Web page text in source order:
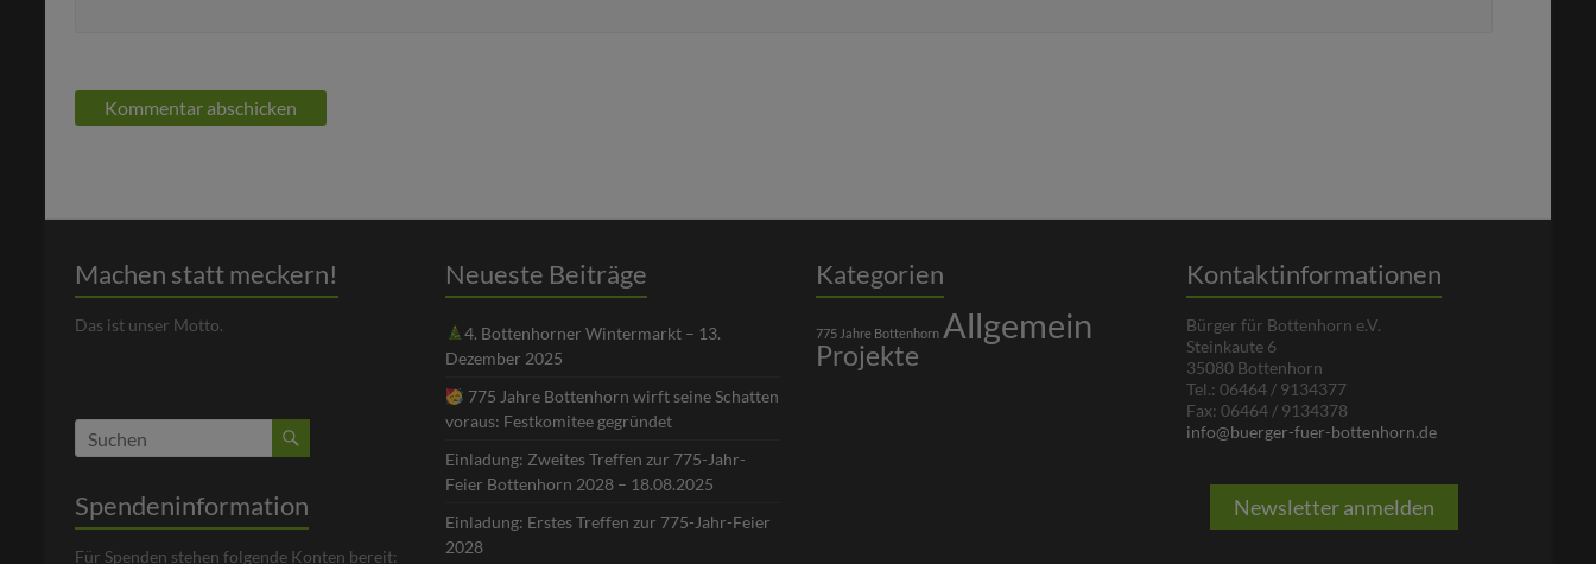
Machen statt meckern!
Das ist unser Motto.
Spendeninformation
Für Spenden stehen folgende Konten bereit:
Neueste Beiträge
4. Bottenhorner Wintermarkt – 13.
Dezember 2025
775 Jahre Bottenhorn wirft seine Schatten
voraus: Festkomitee gegründet
Einladung: Zweites Treffen zur 775-Jahr-
Feier Bottenhorn 2028 – 18.08.2025
Einladung: Erstes Treffen zur 775-Jahr-Feier
2028
Kategorien
775 Jahre Bottenhorn Allgemein
Projekte
Kontaktinformationen
Bürger für Bottenhorn e.V.
Steinkaute 6
35080 Bottenhorn
Tel.: 06464 / 9134377
Fax: 06464 / 9134378
info@buerger-fuer-bottenhorn.de
Newsletter anmelden